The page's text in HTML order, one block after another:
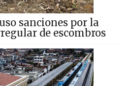
sanciones por la
de escombros